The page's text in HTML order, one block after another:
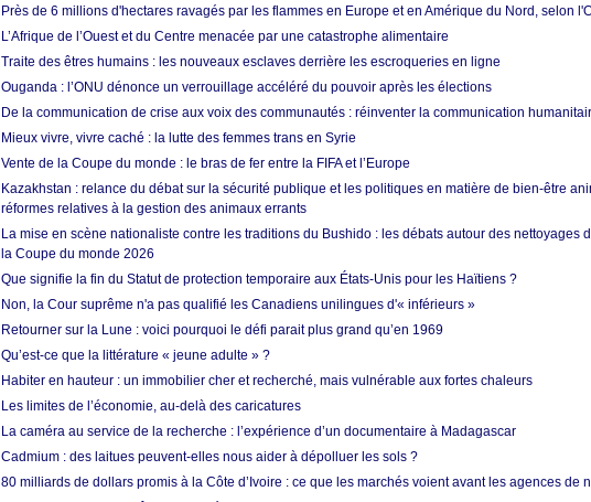
Près de 6 millions d'hectares ravagés par les flammes en Europe et en Amérique du Nord, selon
L’Afrique de l’Ouest et du Centre menacée par une catastrophe alimentaire
Traite des êtres humains : les nouveaux esclaves derrière les escroqueries en ligne
Ouganda : l’ONU dénonce un verrouillage accéléré du pouvoir après les élections
De la communication de crise aux voix des communautés : réinventer la communication
Mieux vivre, vivre caché : la lutte des femmes trans en Syrie
Vente de la Coupe du monde : le bras de fer entre la FIFA et l’Europe
Kazakhstan : relance du débat sur la sécurité publique et les politiques en matière de bien-être
réformes relatives à la gestion des animaux errants
La mise en scène nationaliste contre les traditions du Bushido : les débats autour des nettoyages
la Coupe du monde 2026
Que signifie la fin du Statut de protection temporaire aux États-Unis pour les Haïtiens ?
Non, la Cour suprême n'a pas qualifié les Canadiens unilingues d'« inférieurs »
Retourner sur la Lune : voici pourquoi le défi parait plus grand qu’en 1969
Qu’est-ce que la littérature « jeune adulte » ?
Habiter en hauteur : un immobilier cher et recherché, mais vulnérable aux fortes chaleurs
Les limites de l’économie, au-delà des caricatures
La caméra au service de la recherche : l’expérience d’un documentaire à Madagascar
Cadmium : des laitues peuvent-elles nous aider à dépolluer les sols ?
80 milliards de dollars promis à la Côte d’Ivoire : ce que les marchés voient avant les agences de